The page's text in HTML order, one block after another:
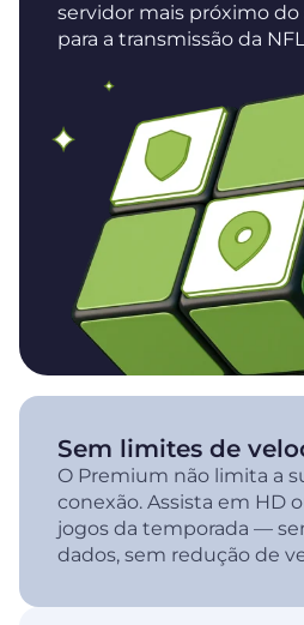
servidor mais próximo
para a transmissão da
Sem limites de
O Premium não limita a
conexão. Assista em HD
jogos da temporada —
dados, sem redução de